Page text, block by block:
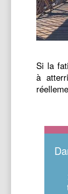
Si la
à